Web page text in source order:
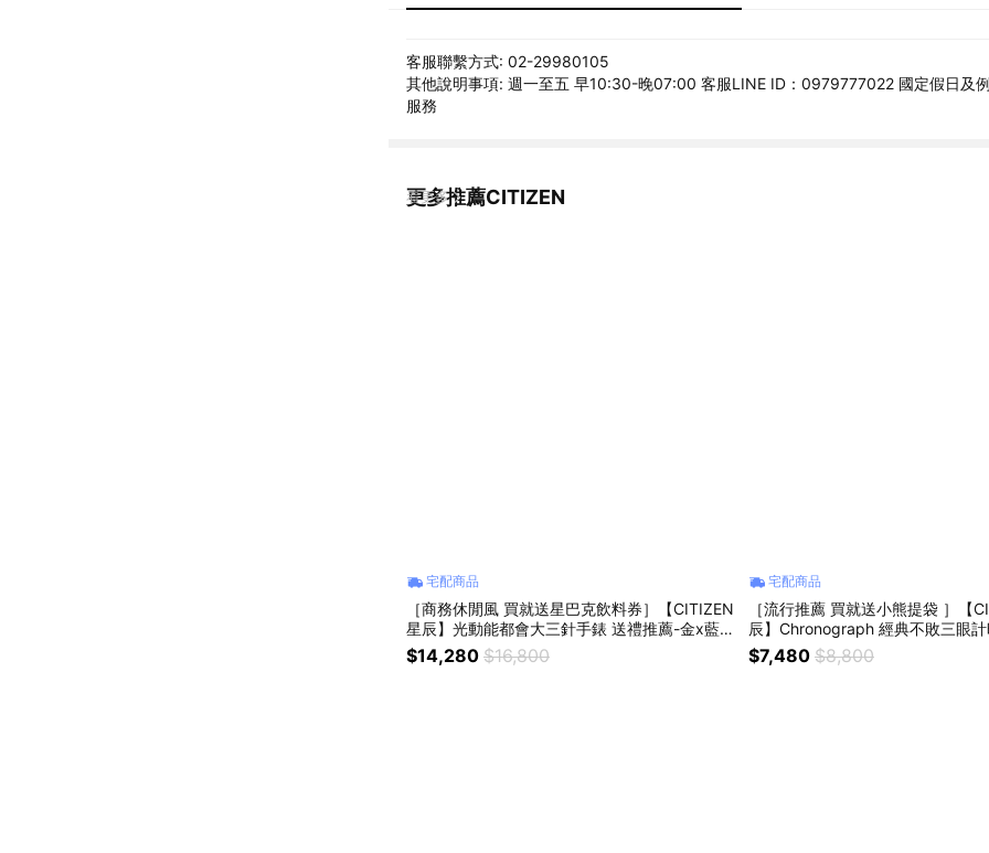
客服聯繫方式: 02-29980105
其他說明事項: 週一至五 早10:30-晚07:00 客服LINE ID：0979777022 國定假日及
服務
更多推薦CITIZEN
看更多
宅配商品
［商務休閒風 買就送星巴克飲料券］【CITIZEN
星辰】光動能都會大三針手錶 送禮推薦-金x藍 B
M7662-59L
$14,280 $16,800
宅配商品
［流行推薦 買就送小熊提袋 ］【
辰】Chronograph 經典不敗三眼計
推薦-42mm AN8197-52E
$7,480 $8,800